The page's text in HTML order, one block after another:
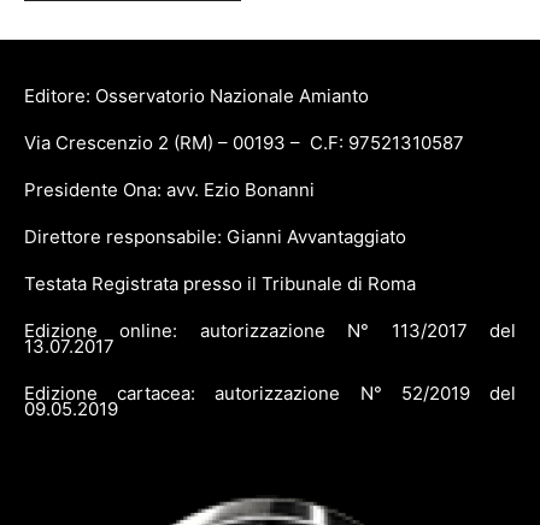
Editore: Osservatorio Nazionale Amianto
Via Crescenzio 2 (RM) – 00193 – C.F: 97521310587
Presidente Ona: avv. Ezio Bonanni
Direttore responsabile: Gianni Avvantaggiato
Testata Registrata presso il Tribunale di Roma
Edizione online: autorizzazione N° 113/2017 del
13.07.2017
Edizione cartacea: autorizzazione N° 52/2019 del
09.05.2019